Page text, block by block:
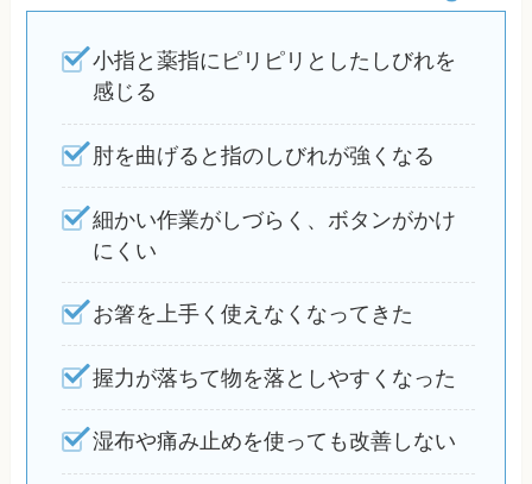
小指と薬指にピリピリとしたしびれを
感じる
肘を曲げると指のしびれが強くなる
細かい作業がしづらく、ボタンがかけ
にくい
お箸を上手く使えなくなってきた
握力が落ちて物を落としやすくなった
湿布や痛み止めを使っても改善しない